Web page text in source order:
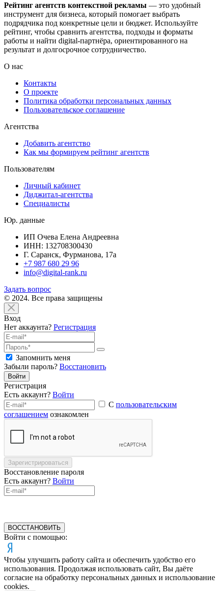
Рейтинг агентств контекстной рекламы — это удобный
инструмент для бизнеса, который помогает выбрать
подрядчика под конкретные цели и бюджет. Используйте
рейтинг, чтобы сравнить агентства, подходы и форматы
работы и найти digital-партнёра, ориентированного на
результат и долгосрочное сотрудничество.
О нас
Контакты
О проекте
Политика обработки персональных данных
Пользовательское соглашение
Агентства
Добавить агентство
Как мы формируем рейтинг агентств
Пользователям
Личный кабинет
Диджитал-агентства
Специалисты
Юр. данные
ИП Очева Елена Андреевна
ИНН: 132708300430
Г. Саранск, Фурманова, 17а
+7 987 680 29 96
info@digital-rank.ru
Задать вопрос
© 2024. Все права защищены
Вход
Нет аккаунта? Регистрация
Запомнить меня
Забыли пароль? Восстановить
Войти
Регистрация
Есть аккаунт? Войти
С пользовательским
соглашением ознакомлен
Зарегистрироваться
Восстановление пароля
Есть аккаунт? Войти
ВОССТАНОВИТЬ
Войти с помощью:
Чтобы улучшить работу сайта и обеспечить удобство его
использования. Продолжая использовать сайт, Вы даёте
согласие на обработку персональных данных и использование
cookies.